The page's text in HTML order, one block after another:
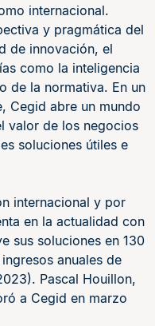
internacional.
y pragmática del
de innovación, el
como la inteligencia
de la normativa. En un
Cegid abre un mundo
valor de los negocios
soluciones útiles e
internacional y por
en la actualidad con
sus soluciones en 130
anuales de
Pascal Houillon,
a Cegid en marzo